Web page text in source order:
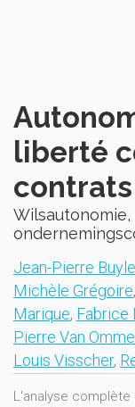
liberté
Jean-Pierre Buyle
Michèle Grégoire,
Marique, Fabrice
Pierre Van
Louis Visscher,
L'analyse complète